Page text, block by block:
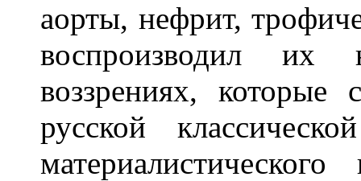
аорты, нефрит,
воспроизводил
воззрениях, которые
русской